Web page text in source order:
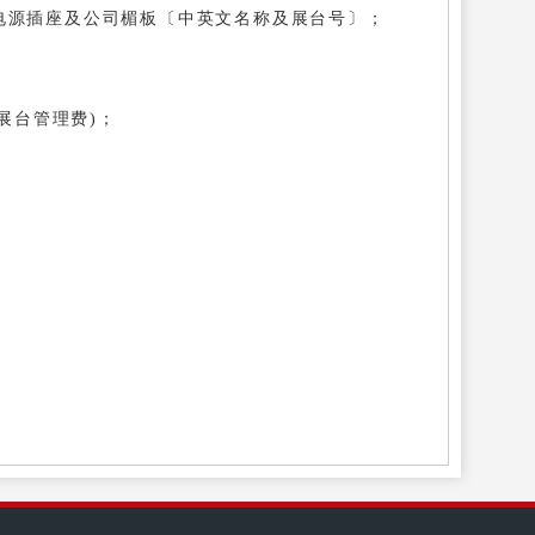
插座及公司楣板〔中英文名称及展台号〕；
台管理费)；